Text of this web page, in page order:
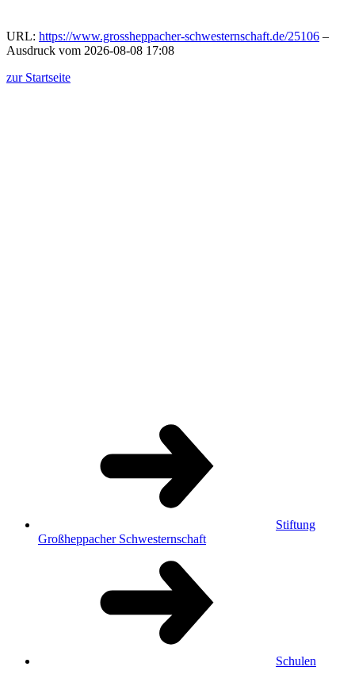
URL: https://www.grossheppacher-schwesternschaft.de/25106 –
Ausdruck vom 2026-08-08 17:08
zur Startseite
Stiftung
Großheppacher Schwesternschaft
Schulen